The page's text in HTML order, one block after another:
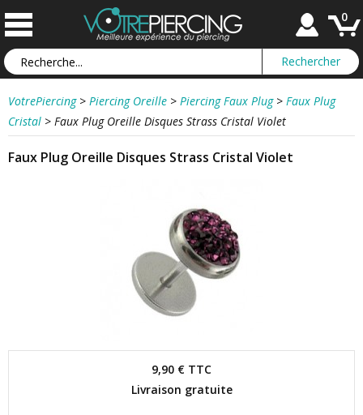
0
VotrePiercing > Piercing Oreille > Piercing Faux Plug > Faux Plug
Cristal > Faux Plug Oreille Disques Strass Cristal Violet
Faux Plug Oreille Disques Strass Cristal Violet
9,90 € TTC
Livraison gratuite